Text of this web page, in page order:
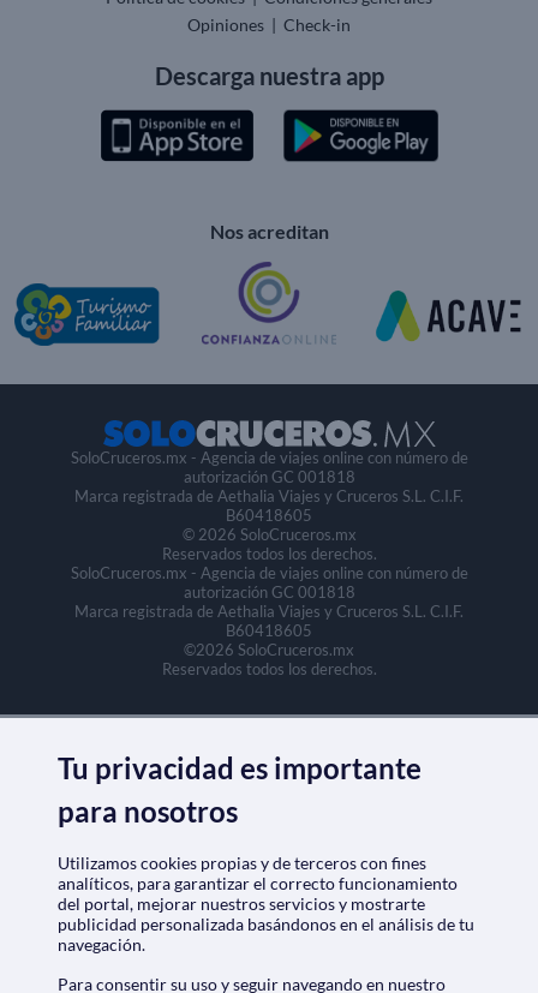
Opiniones | Check-in
Descarga nuestra app
Nos acreditan
SoloCruceros.mx - Agencia de viajes online con número de
autorización GC 001818
Marca registrada de Aethalia Viajes y Cruceros S.L. C.I.F.
B60418605
© 2026 SoloCruceros.mx
Reservados todos los derechos.
SoloCruceros.mx - Agencia de viajes online con número de
autorización GC 001818
Marca registrada de Aethalia Viajes y Cruceros S.L. C.I.F.
B60418605
©2026 SoloCruceros.mx
Reservados todos los derechos.
Tu privacidad es importante
para nosotros
Utilizamos cookies propias y de terceros con fines
analíticos, para garantizar el correcto funcionamiento
del portal, mejorar nuestros servicios y mostrarte
publicidad personalizada basándonos en el análisis de tu
navegación.
Para consentir su uso y seguir navegando en nuestro